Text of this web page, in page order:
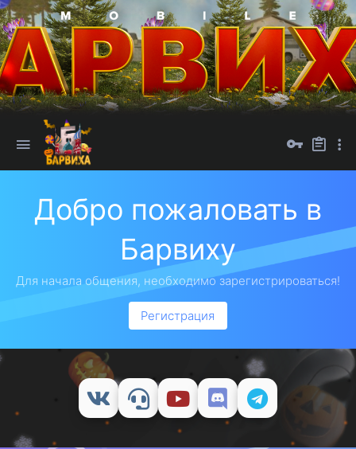
Добро пожаловать в
Барвиху
Для начала общения, необходимо зарегистрироваться!
Регистрация